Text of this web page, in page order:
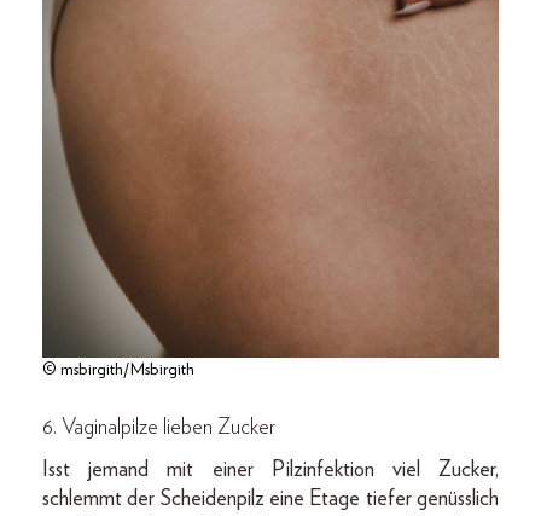
© msbirgith/Msbirgith
6. Vaginalpilze lieben Zucker
Isst jemand mit einer Pilzinfektion viel Zucker,
schlemmt der Scheidenpilz eine Etage tiefer genüsslich